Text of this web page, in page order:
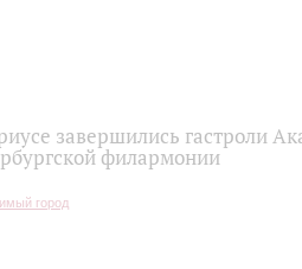
завершились гастроли
филармонии